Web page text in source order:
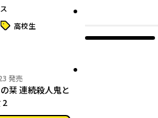
タグ 高校生
2022年03月23日
発売
栞 連続殺人鬼と
文学少女 2